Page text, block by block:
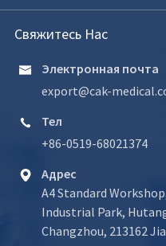
Свяжитесь Нас

Электронная почта
export@cak-

Тел
+86-0519-68021374

Адрес
A4 Standard
Industrial Park,
Changzhou, 213162